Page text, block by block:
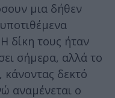
μια δήθεν
δίκη τους ήταν
σήμερα, αλλά το
κάνοντας δεκτό
αναμένεται ο